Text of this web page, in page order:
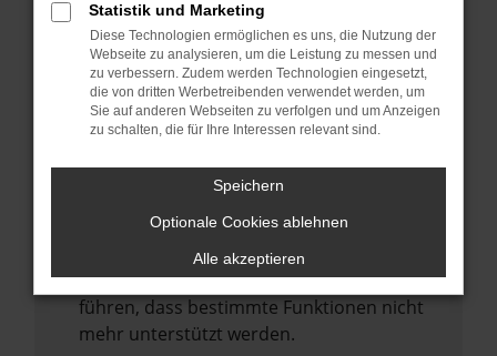
anderen Browser oder in einem privaten
Fenster?
Starte dein Gerät neu.
Das kann manchmal helfen,
vorübergehende Probleme zu beheben.
Stelle sicher, dass dein Browser und dein
Betriebssystem auf dem neuesten Stand
Veraltete Software birgt nicht nur ein
Sicherheitsrisiko, sondern kann auch dazu
führen, dass bestimmte Funktionen nicht
mehr unterstützt werden.
Statistik und Marketing
Diese Technologien ermöglichen es uns, die Nutzung der
Webseite zu analysieren, um die Leistung zu messen und
zu verbessern. Zudem werden Technologien eingesetzt,
die von dritten Werbetreibenden verwendet werden, um
Sie auf anderen Webseiten zu verfolgen und um Anzeigen
zu schalten, die für Ihre Interessen relevant sind.
Speichern
Optionale Cookies ablehnen
Alle akzeptieren